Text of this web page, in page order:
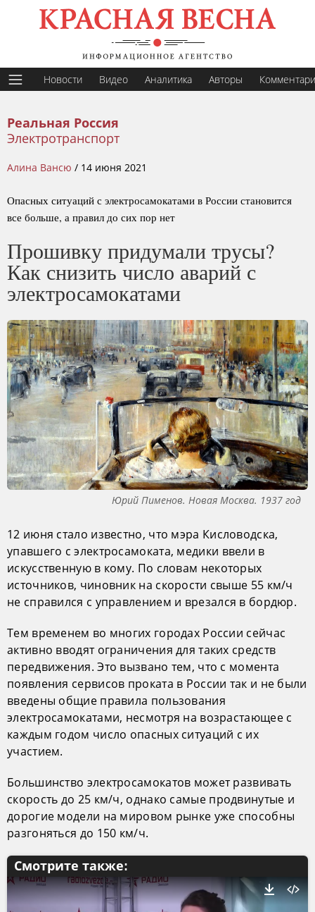
Новости Видео Аналитика Авторы
Реальная Россия
Электротранспорт
Алина Вансю / 14 июня 2021
Опасных ситуаций с электросамокатами в России становится
все больше, а правил до сих пор нет
Прошивку придумали трусы?
Как снизить число аварий с
электросамокатами
Юрий Пименов. Новая Москва. 1937 год
12 июня стало известно, что мэра Кисловодска,
упавшего с электросамоката, медики ввели в
искусственную в кому. По словам некоторых
источников, чиновник на скорости свыше 55 км/ч
не справился с управлением и врезался в бордюр.
Тем временем во многих городах России сейчас
активно вводят ограничения для таких средств
передвижения. Это вызвано тем, что с момента
появления сервисов проката в России так и не были
введены общие правила пользования
электросамокатами, несмотря на возрастающее с
каждым годом число опасных ситуаций с их
участием.
Большинство электросамокатов может развивать
скорость до 25 км/ч, однако самые продвинутые и
дорогие модели на мировом рынке уже способны
разгоняться до 150 км/ч.
Смотрите также: